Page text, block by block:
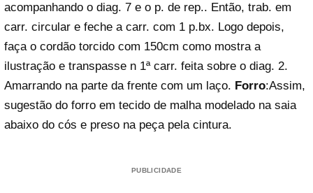
acompanhando o diag. 7 e o p. de rep.. Então, trab. em
carr. circular e feche a carr. com 1 p.bx. Logo depois,
faça o cordão torcido com 150cm como mostra a
ilustração e transpasse n 1ª carr. feita sobre o diag. 2.
Amarrando na parte da frente com um laço. Forro:Assim,
sugestão do forro em tecido de malha modelado na saia
abaixo do cós e preso na peça pela cintura.
PUBLICIDADE